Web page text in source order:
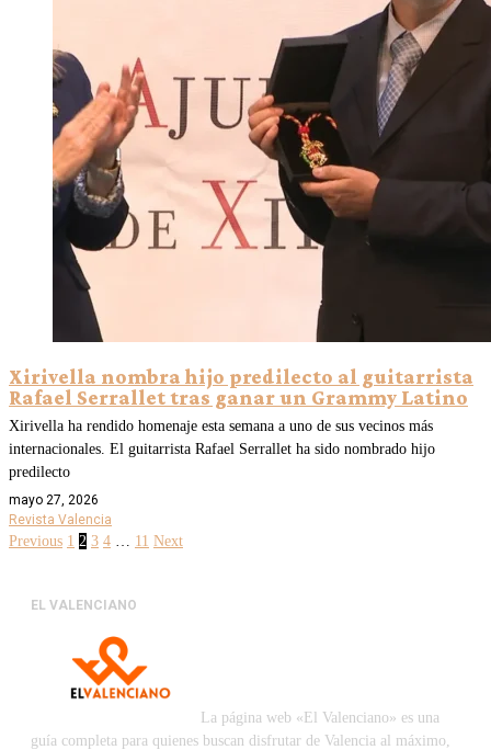
Xirivella nombra hijo predilecto al guitarrista
Rafael Serrallet tras ganar un Grammy Latino
Xirivella ha rendido homenaje esta semana a uno de sus vecinos más
internacionales. El guitarrista Rafael Serrallet ha sido nombrado hijo
predilecto
mayo 27, 2026
Revista Valencia
Previous 1 2 3 4 11 Next
EL VALENCIANO
La página web «El Valenciano» es una
guía completa para quienes buscan disfrutar de Valencia al máximo,